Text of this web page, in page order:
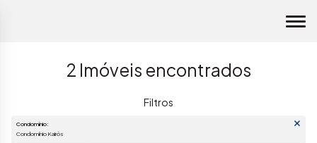
2 Imóveis encontrados
Condomínio: